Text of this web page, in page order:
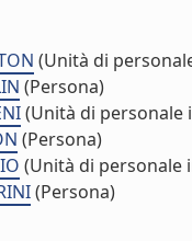
(Unità di
(Persona)
(Unità di personale
(Persona)
(Unità di personale
(Persona)